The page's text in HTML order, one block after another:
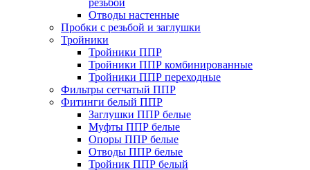
резьбой
Отводы настенные
Пробки с резьбой и заглушки
Тройники
Тройники ППР
Тройники ППР комбинированные
Тройники ППР переходные
Фильтры сетчатый ППР
Фитинги белый ППР
Заглушки ППР белые
Муфты ППР белые
Опоры ППР белые
Отводы ППР белые
Тройник ППР белый